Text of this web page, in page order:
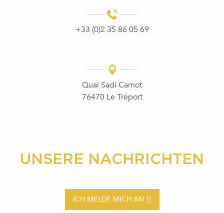
+33 (0)2 35 86 05 69
Quai Sadi Carnot
76470 Le Tréport
UNSERE NACHRICHTEN
ICH MELDE MICH AN